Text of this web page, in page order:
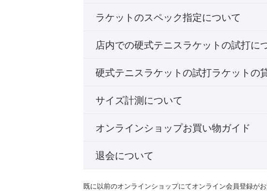
ラケットのスペック指定について
店内での硬式テニスラケットの試打に
硬式テニスラケットの試打ラケットの
サイズ計測について
オンラインショップお買い物ガイド
退会について
既に以前のオンラインショップにてオンライン会員登録が